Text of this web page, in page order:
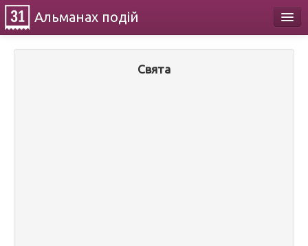
Альманах подій
Свята